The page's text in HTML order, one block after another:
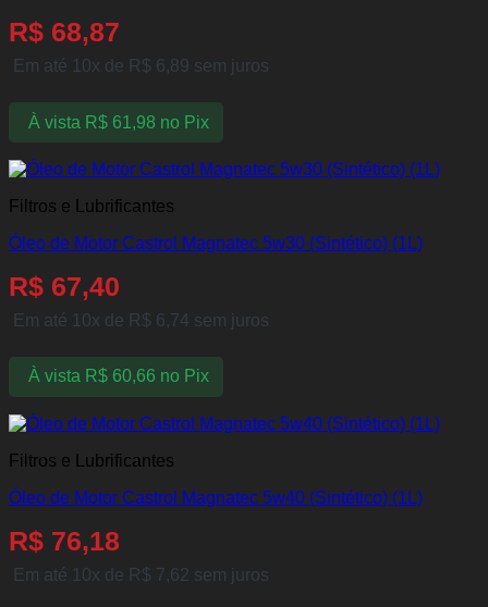
R$ 68,87
Em até 10x de R$ 6,89 sem juros
À vista R$61,98 no Pix
Filtros e Lubrificantes
Óleo de Motor Castrol Magnatec 5w30 (Sintético) (1L)
R$ 67,40
Em até 10x de R$ 6,74 sem juros
À vista R$60,66 no Pix
Filtros e Lubrificantes
Óleo de Motor Castrol Magnatec 5w40 (Sintético) (1L)
R$ 76,18
Em até 10x de R$ 7,62 sem juros